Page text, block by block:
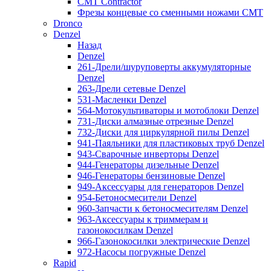
Фрезы концевые со сменными ножами CMT
Dronco
Denzel
Назад
Denzel
261-Дрели/шуруповерты аккумуляторные
Denzel
263-Дрели сетевые Denzel
531-Масленки Denzel
564-Мотокультиваторы и мотоблоки Denzel
731-Диски алмазные отрезные Denzel
732-Диски для циркулярной пилы Denzel
941-Паяльники для пластиковых труб Denzel
943-Сварочные инверторы Denzel
944-Генераторы дизельные Denzel
946-Генераторы бензиновые Denzel
949-Аксессуары для генераторов Denzel
954-Бетоносмесители Denzel
960-Запчасти к бетоносмесителям Denzel
963-Аксессуары к триммерам и
газонокосилкам Denzel
966-Газонокосилки электрические Denzel
972-Насосы погружные Denzel
Rapid